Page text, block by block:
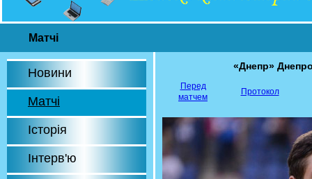
Матчі
Новини
Матчі
Історія
Інтерв'ю
«Днепр»
Перед
матчем
Протокол